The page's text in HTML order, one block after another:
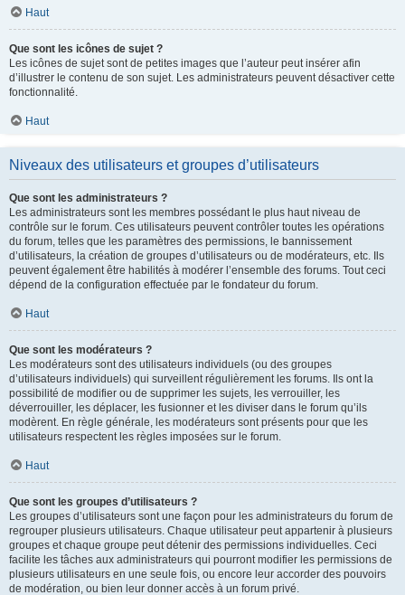
Haut
Que sont les icônes de sujet ?
Les icônes de sujet sont de petites images que l’auteur peut insérer afin
d’illustrer le contenu de son sujet. Les administrateurs peuvent désactiver cette
fonctionnalité.
Haut
Niveaux des utilisateurs et groupes d’utilisateurs
Que sont les administrateurs ?
Les administrateurs sont les membres possédant le plus haut niveau de
contrôle sur le forum. Ces utilisateurs peuvent contrôler toutes les opérations
du forum, telles que les paramètres des permissions, le bannissement
d’utilisateurs, la création de groupes d’utilisateurs ou de modérateurs, etc. Ils
peuvent également être habilités à modérer l’ensemble des forums. Tout ceci
dépend de la configuration effectuée par le fondateur du forum.
Haut
Que sont les modérateurs ?
Les modérateurs sont des utilisateurs individuels (ou des groupes
d’utilisateurs individuels) qui surveillent régulièrement les forums. Ils ont la
possibilité de modifier ou de supprimer les sujets, les verrouiller, les
déverrouiller, les déplacer, les fusionner et les diviser dans le forum qu’ils
modèrent. En règle générale, les modérateurs sont présents pour que les
utilisateurs respectent les règles imposées sur le forum.
Haut
Que sont les groupes d’utilisateurs ?
Les groupes d’utilisateurs sont une façon pour les administrateurs du forum de
regrouper plusieurs utilisateurs. Chaque utilisateur peut appartenir à plusieurs
groupes et chaque groupe peut détenir des permissions individuelles. Ceci
facilite les tâches aux administrateurs qui pourront modifier les permissions de
plusieurs utilisateurs en une seule fois, ou encore leur accorder des pouvoirs
de modération, ou bien leur donner accès à un forum privé.